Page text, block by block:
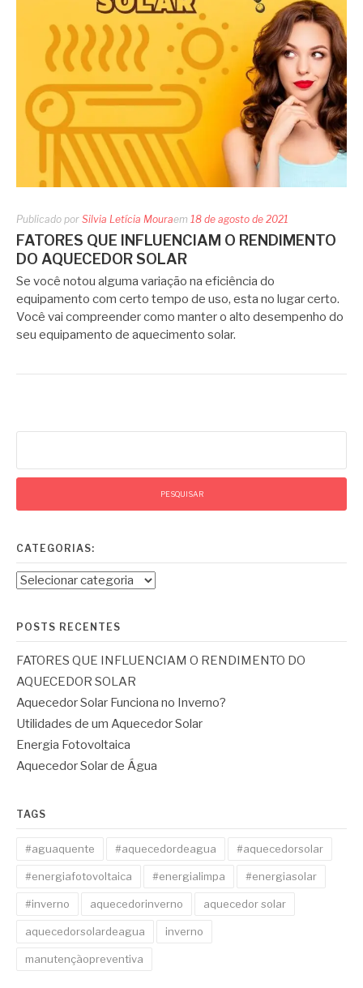
Publicado por Silvia Letícia Mouraem 18 de agosto de 2021
FATORES QUE INFLUENCIAM O RENDIMENTO
DO AQUECEDOR SOLAR
Se você notou alguma variação na eficiência do
equipamento com certo tempo de uso, esta no lugar certo.
Você vai compreender como manter o alto desempenho do
seu equipamento de aquecimento solar.
CATEGORIAS:
Categorias:
POSTS RECENTES
FATORES QUE INFLUENCIAM O RENDIMENTO DO
AQUECEDOR SOLAR
Aquecedor Solar Funciona no Inverno?
Utilidades de um Aquecedor Solar
Energia Fotovoltaica
Aquecedor Solar de Água
TAGS
#aguaquente #aquecedordeagua #aquecedorsolar
#energiafotovoltaica #energialimpa #energiasolar
#inverno aquecedorinverno aquecedor solar
aquecedorsolardeagua inverno
manutençãopreventiva